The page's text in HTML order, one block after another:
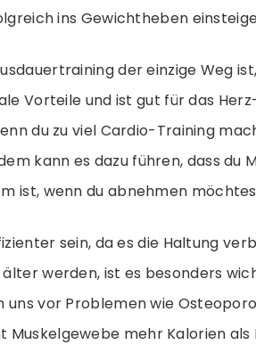
ins Gewichtheben
der einzige Weg
Vorteile und ist gut für das
du zu viel Cardio-Training
kann es dazu führen, dass du
ist, wenn du abnehmen
sein, da es die Haltung
werden, ist es besonders
uns vor Problemen wie
Muskelgewebe mehr Kalorien als